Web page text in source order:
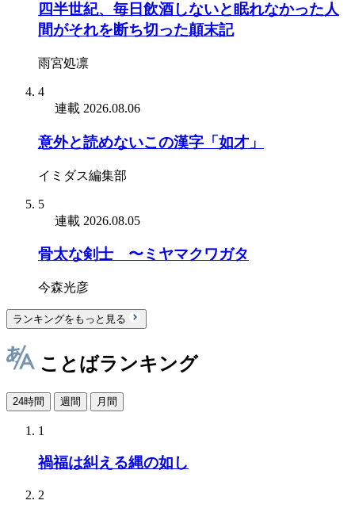
四半世紀、毎日飲酒しないと眠れなかった人
間がそれを断ち切った顛末記
雨宮処凛
4
連載 2026.08.06
意外と読めないこの漢字「如才」
イミダス編集部
5
連載 2026.08.05
骨太な剣士 〜ミヤマクワガタ
今森光彦
ランキングをもっと見る
ことばランキング
24時間 週間 月間
1
禍福は糾える縄の如し
2